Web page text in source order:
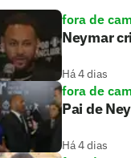
fora de
Neymar
Há 4 dias
fora de
Pai de
Há 4 dias